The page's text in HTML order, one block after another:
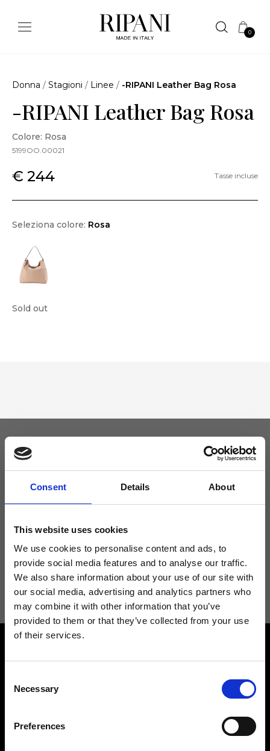
Consent Details About
This website uses cookies
We use cookies to personalise content and ads, to
provide social media features and to analyse our traffic.
We also share information about your use of our site with
our social media, advertising and analytics partners who
may combine it with other information that you’ve
provided to them or that they’ve collected from your use
of their services.
Selection
Necessary
Preferences
0
Donna / Stagioni / Linee / -RIPANI Leather Bag Rosa
-RIPANI Leather Bag Rosa
Colore: Rosa
5199OO.00021
€ 244 Tasse incluse
Seleziona colore: Rosa
Sold out
Tieniti aggiornato
Acconsento a ricevere novità e promo da Ripani. Per maggiori
informazioni consulta laPrivacy Policy.
Cerca un negozio
Rispondiamo a tutte le tue